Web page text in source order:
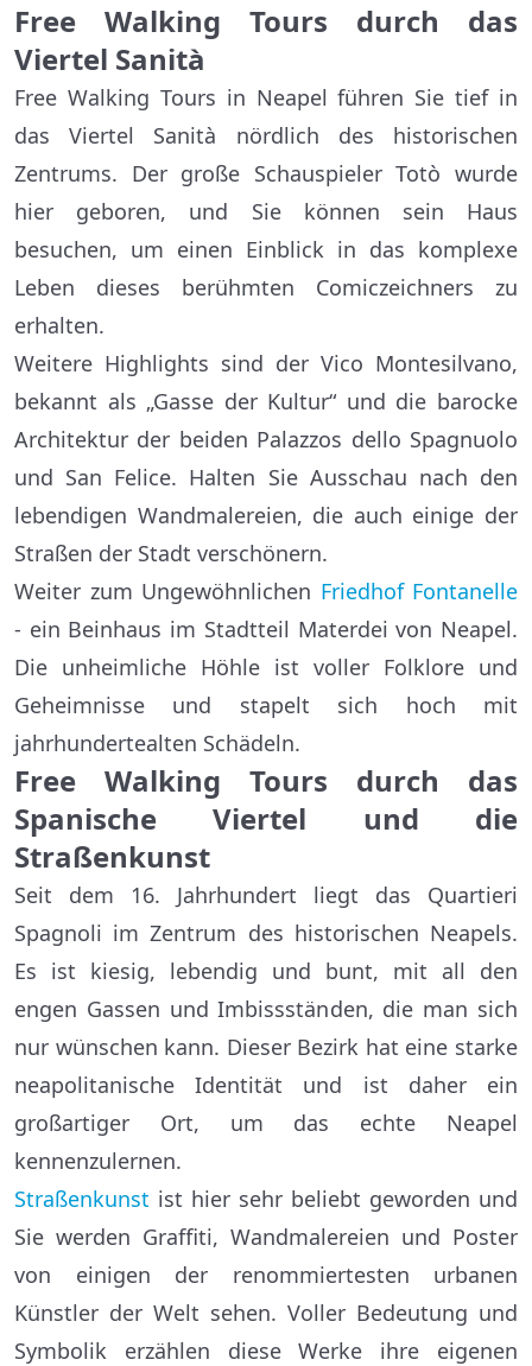
Free Walking Tours durch das
Viertel Sanità
Free Walking Tours in Neapel führen Sie tief in
das Viertel Sanità nördlich des historischen
Zentrums. Der große Schauspieler Totò wurde
hier geboren, und Sie können sein Haus
besuchen, um einen Einblick in das komplexe
Leben dieses berühmten Comiczeichners zu
erhalten.
Weitere Highlights sind der Vico Montesilvano,
bekannt als „Gasse der Kultur“ und die barocke
Architektur der beiden Palazzos dello Spagnuolo
und San Felice. Halten Sie Ausschau nach den
lebendigen Wandmalereien, die auch einige der
Straßen der Stadt verschönern.
Weiter zum Ungewöhnlichen Friedhof Fontanelle
- ein Beinhaus im Stadtteil Materdei von Neapel.
Die unheimliche Höhle ist voller Folklore und
Geheimnisse und stapelt sich hoch mit
jahrhundertealten Schädeln.
Free Walking Tours durch das
Spanische Viertel und die
Straßenkunst
Seit dem 16. Jahrhundert liegt das Quartieri
Spagnoli im Zentrum des historischen Neapels.
Es ist kiesig, lebendig und bunt, mit all den
engen Gassen und Imbissständen, die man sich
nur wünschen kann. Dieser Bezirk hat eine starke
neapolitanische Identität und ist daher ein
großartiger Ort, um das echte Neapel
kennenzulernen.
Straßenkunst ist hier sehr beliebt geworden und
Sie werden Graffiti, Wandmalereien und Poster
von einigen der renommiertesten urbanen
Künstler der Welt sehen. Voller Bedeutung und
Symbolik erzählen diese Werke ihre eigenen